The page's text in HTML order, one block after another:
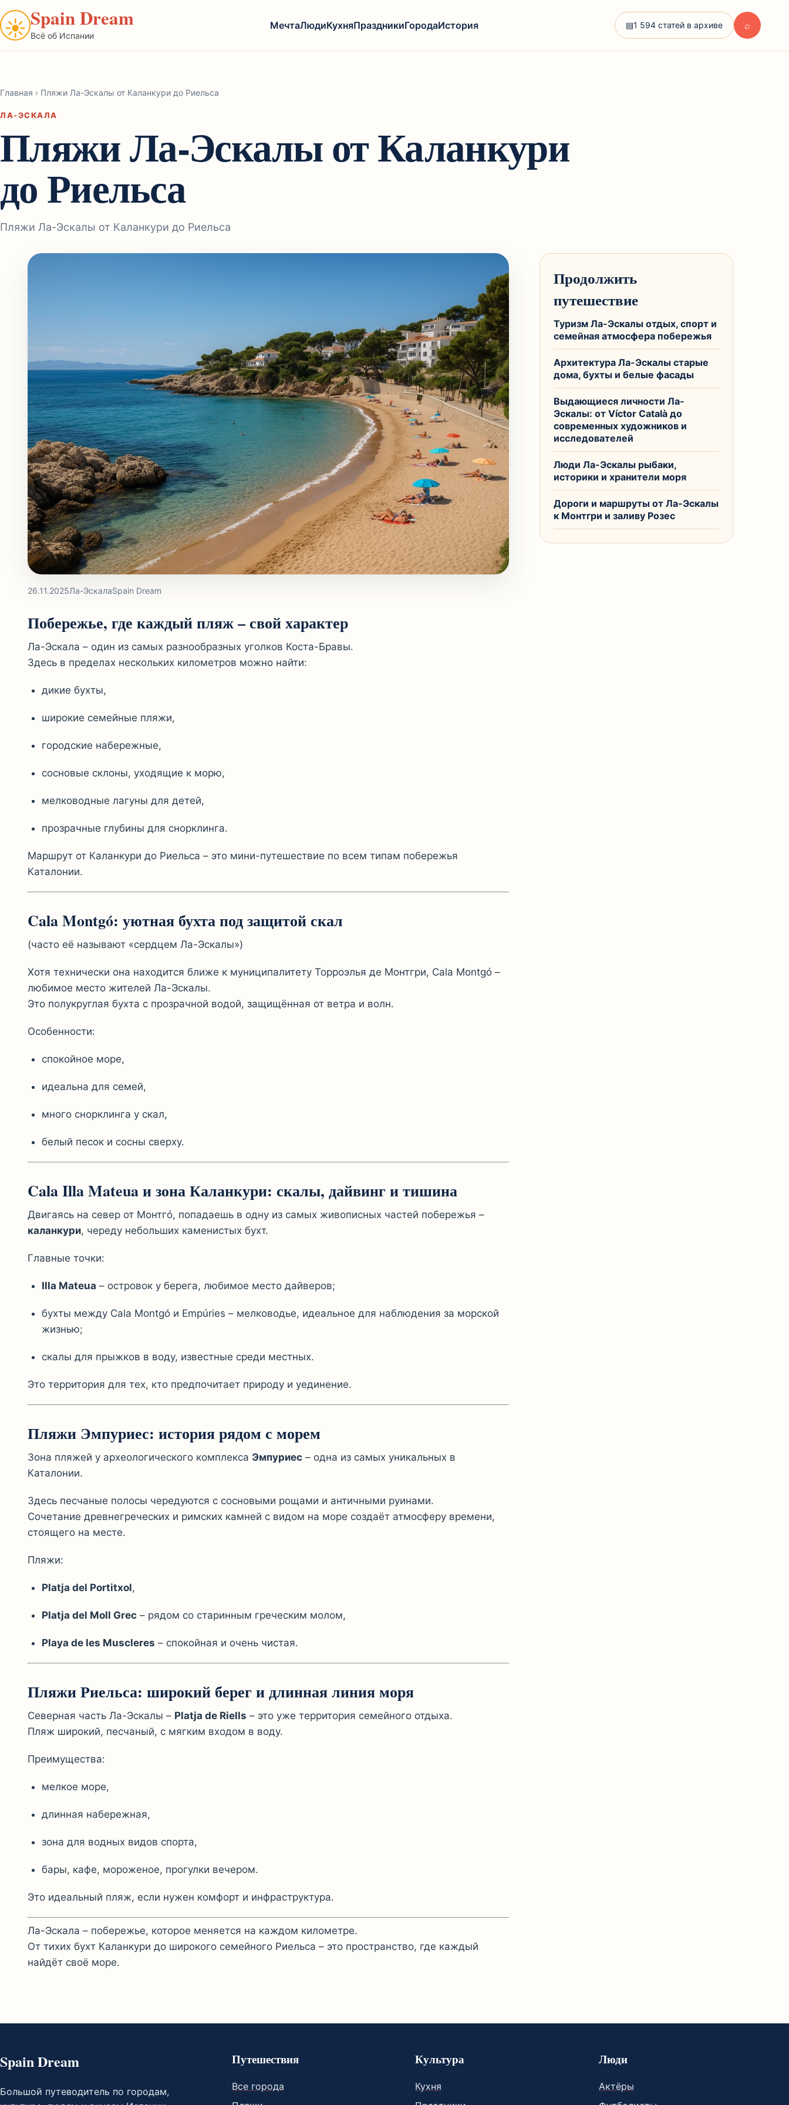
☀Spain Dream
Всё об Испании
МечтаЛюдиКухняПраздникиГородаИстория ▤1 594 статей в архиве ⌕
Главная › Пляжи Ла-Эскалы от Каланкури до Риельса
ЛА-ЭСКАЛА
Пляжи Ла-Эскалы от Каланкури
до Риельса
Пляжи Ла-Эскалы от Каланкури до Риельса
26.11.2025Ла-ЭскалаSpain Dream
Побережье, где каждый пляж – свой характер
Ла-Эскала – один из самых разнообразных уголков Коста-Бравы.
Здесь в пределах нескольких километров можно найти:
дикие бухты,
широкие семейные пляжи,
городские набережные,
сосновые склоны, уходящие к морю,
мелководные лагуны для детей,
прозрачные глубины для снорклинга.
Маршрут от Каланкури до Риельса – это мини-путешествие по всем типам побережья
Каталонии.
Cala Montgó: уютная бухта под защитой скал
(часто её называют «сердцем Ла-Эскалы»)
Хотя технически она находится ближе к муниципалитету Торроэлья де Монтгри, Cala Montgó –
любимое место жителей Ла-Эскалы.
Это полукруглая бухта с прозрачной водой, защищённая от ветра и волн.
Особенности:
спокойное море,
идеальна для семей,
много снорклинга у скал,
белый песок и сосны сверху.
Cala Illa Mateua и зона Каланкури: скалы, дайвинг и тишина
Двигаясь на север от Монтгó, попадаешь в одну из самых живописных частей побережья –
каланкури, череду небольших каменистых бухт.
Главные точки:
Illa Mateua – островок у берега, любимое место дайверов;
бухты между Cala Montgó и Empúries – мелководье, идеальное для наблюдения за морской
жизнью;
скалы для прыжков в воду, известные среди местных.
Это территория для тех, кто предпочитает природу и уединение.
Пляжи Эмпуриес: история рядом с морем
Зона пляжей у археологического комплекса Эмпуриес – одна из самых уникальных в
Каталонии.
Здесь песчаные полосы чередуются с сосновыми рощами и античными руинами.
Сочетание древнегреческих и римских камней с видом на море создаёт атмосферу времени,
стоящего на месте.
Пляжи:
Platja del Portitxol,
Platja del Moll Grec – рядом со старинным греческим молом,
Playa de les Muscleres – спокойная и очень чистая.
Пляжи Риельса: широкий берег и длинная линия моря
Северная часть Ла-Эскалы – Platja de Riells – это уже территория семейного отдыха.
Пляж широкий, песчаный, с мягким входом в воду.
Преимущества:
мелкое море,
длинная набережная,
зона для водных видов спорта,
бары, кафе, мороженое, прогулки вечером.
Это идеальный пляж, если нужен комфорт и инфраструктура.
Ла-Эскала – побережье, которое меняется на каждом километре.
От тихих бухт Каланкури до широкого семейного Риельса – это пространство, где каждый
найдёт своё море.
Продолжить
путешествие
Туризм Ла-Эскалы отдых, спорт и
семейная атмосфера побережья
Архитектура Ла-Эскалы старые
дома, бухты и белые фасады
Выдающиеся личности Ла-
Эскалы: от Víctor Català до
современных художников и
исследователей
Люди Ла-Эскалы рыбаки,
историки и хранители моря
Дороги и маршруты от Ла-Эскалы
к Монтгри и заливу Розес
Spain Dream
Большой путеводитель по городам,
Путешествия
Все города
Культура
Кухня
Люди
Актёры